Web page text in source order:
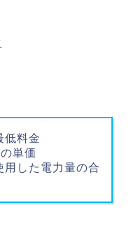
低料金
単価
用した電力量の合